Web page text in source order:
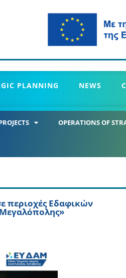
PLANNING NEWS
OPERATIONS OF
περιοχές Εδαφικών